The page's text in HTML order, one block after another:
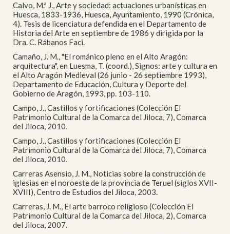
Calvo, M.ª J., Arte y sociedad: actuaciones urbanísticas en
Huesca, 1833-1936, Huesca, Ayuntamiento, 1990 (Crónica,
4). Tesis de licenciatura defendida en el Departamento de
Historia del Arte en septiembre de 1986 y dirigida por la
Dra. C. Rábanos Faci.
Camaño, J. M., "El románico pleno en el Alto Aragón:
arquitectura", en Luesma, T. (coord.), Signos: arte y cultura en
el Alto Aragón Medieval (26 junio - 26 septiembre 1993),
Departamento de Educación, Cultura y Deporte del
Gobierno de Aragón, 1993, pp. 103-110.
Campo, J., Castillos y fortificaciones (Colección El
Patrimonio Cultural de la Comarca del Jiloca, 7), Comarca
del Jiloca, 2010.
Campo, J., Castillos y fortificaciones (Colección El
Patrimonio Cultural de la Comarca del Jiloca, 7), Comarca
del Jiloca, 2010.
Carreras Asensio, J. M., Noticias sobre la construcción de
iglesias en el noroeste de la provincia de Teruel (siglos XVII-
XVIII), Centro de Estudios del Jiloca, 2003.
Carreras, J. M., El arte barroco religioso (Colección El
Patrimonio Cultural de la Comarca del Jiloca, 2), Comarca
del Jiloca, 2007.